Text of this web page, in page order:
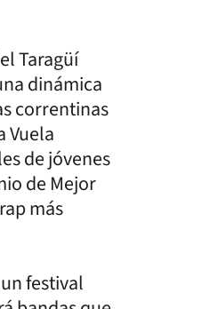
Taragüí
dinámica
correntinas
Vuela
de jóvenes
de Mejor
más
festival